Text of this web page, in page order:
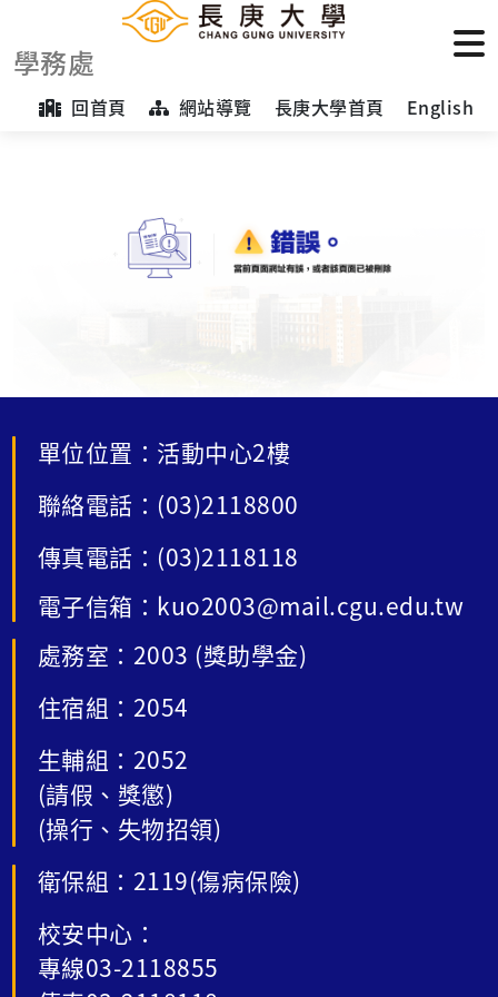
學務處
回首頁 網站導覽 長庚大學首頁 English
單位位置：活動中心2樓
聯絡電話：(03)2118800
傳真電話：(03)2118118
電子信箱：kuo2003@mail.cgu.edu.tw
處務室：2003 (獎助學金)
住宿組：2054
生輔組：2052
(請假、獎懲)
(操行、失物招領)
衛保組：2119(傷病保險)
校安中心：
專線03-2118855